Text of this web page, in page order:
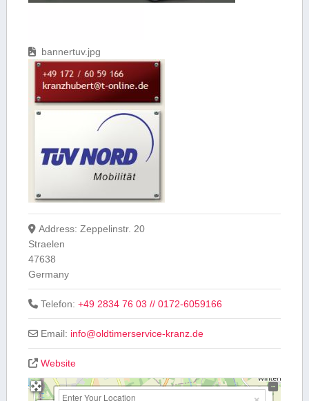
bannertuv.jpg
Address:Zeppelinstr. 20
Straelen
47638
Germany
Telefon:+49 2834 76 03 // 0172-6059166
Email: info@oldtimerservice-kranz.de
Website